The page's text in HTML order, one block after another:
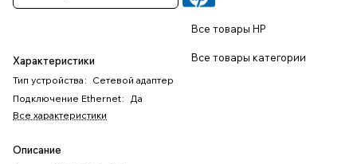
Характеристики
Тип устройства : Сетевой адаптер
Подключение Ethernet: Да
Все характеристики
Описание
Все товары HP
Все товары категории